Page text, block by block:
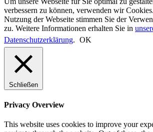
verbessern zu können, verwenden wir
Nutzung der Webseite stimmen Sie der
zu. Weitere Informationen erhalten Sie in
Datenschutzerklärung. OK
Schließen
Privacy Overview
This website uses cookies to improve your